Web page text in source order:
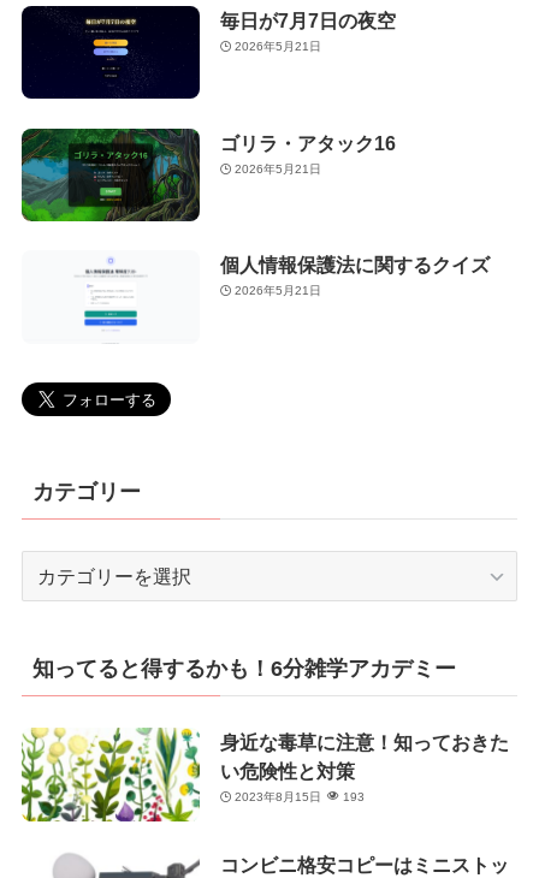
毎日が7月7日の夜空
2026年5月21日
ゴリラ・アタック16
2026年5月21日
個人情報保護法に関するクイズ
2026年5月21日
カテゴリー
リ
ー
知ってると得するかも！6分雑学アカデミー
身近な毒草に注意！知っておきた
い危険性と対策
2023年8月15日 193
コンビニ格安コピーはミニストッ